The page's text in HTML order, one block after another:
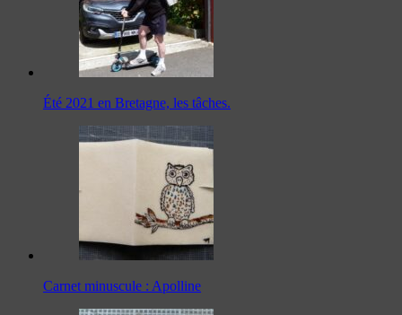
Été 2021 en Bretagne, les tâches.
Carnet minuscule : Apolline